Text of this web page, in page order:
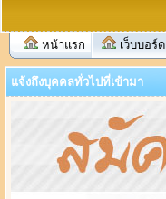
หน้าแรก เว็บบอร์ด
แจ้งถึงบุคคลทั่วไปที่เข้ามา